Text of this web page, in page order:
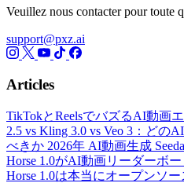
Veuillez nous contacter pour toute
support@pxz.ai
Articles
TikTokとReelsでバズるAI動画
2.5 vs Kling 3.0 vs Veo 3：どの
べきか 2026年 AI動画生成
Horse 1.0がAI動画リーダーボ
Horse 1.0は本当にオープンソ